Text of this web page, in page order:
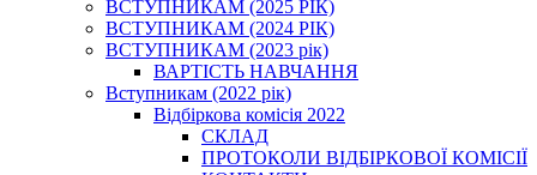
ВСТУПНИКАМ (2025 РІК)
ВСТУПНИКАМ (2024 РІК)
ВСТУПНИКАМ (2023 рік)
ВАРТІСТЬ НАВЧАННЯ
Вступникам (2022 рік)
Відбіркова комісія 2022
СКЛАД
ПРОТОКОЛИ ВІДБІРКОВОЇ КОМІСІЇ